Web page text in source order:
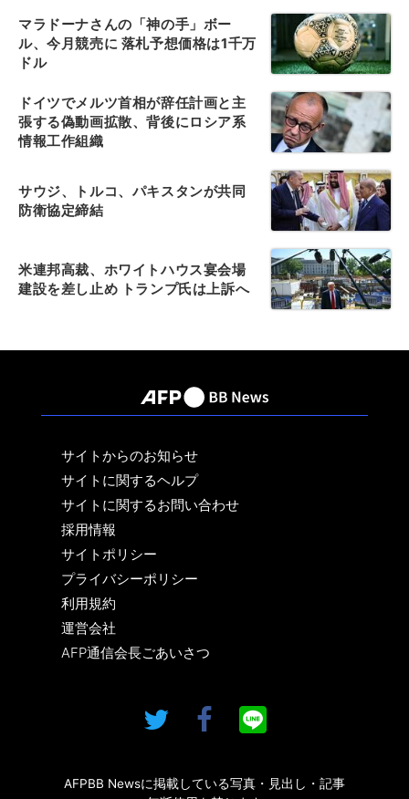
マラドーナさんの「神の手」ボー
ル、今月競売に 落札予想価格は1千万
ドル
ドイツでメルツ首相が辞任計画と主
張する偽動画拡散、背後にロシア系
情報工作組織
サウジ、トルコ、パキスタンが共同
防衛協定締結
米連邦高裁、ホワイトハウス宴会場
建設を差し止め トランプ氏は上訴へ
サイトからのお知らせ
サイトに関するヘルプ
サイトに関するお問い合わせ
採用情報
サイトポリシー
プライバシーポリシー
利用規約
運営会社
AFP通信会長ごあいさつ
AFPBB Newsに掲載している写真・見出し・記事